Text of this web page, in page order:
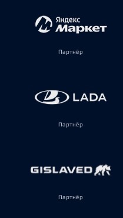
Партнёр
Партнёр
Партнёр